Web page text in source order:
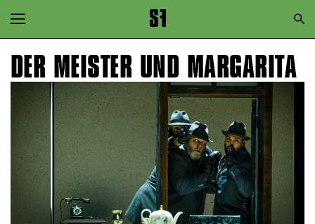
Zur Hauptnavigation springen
Zum Hauptinhalt springen
Zum Footer springen
DER MEISTER UND MARGARITA